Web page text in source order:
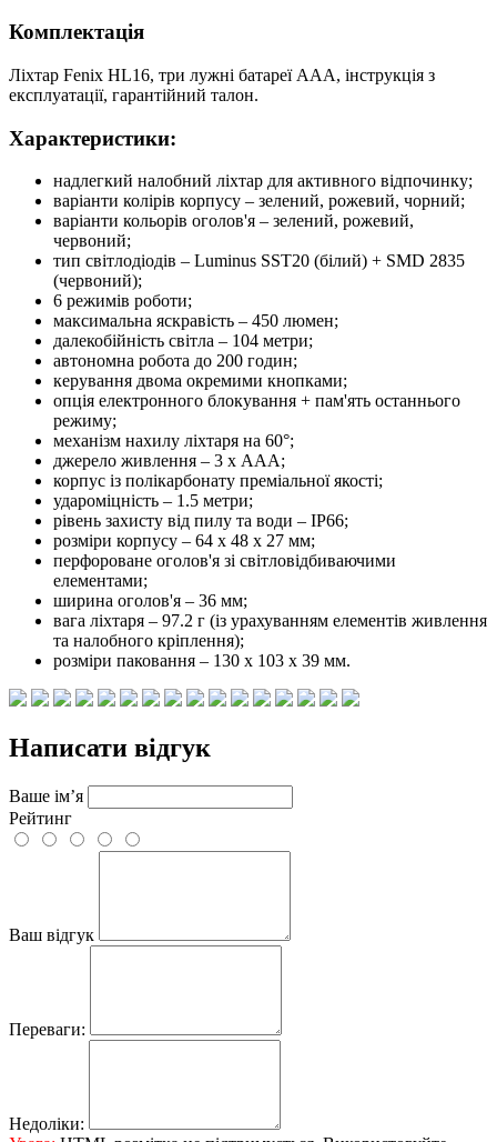
Комплектація
Ліхтар Fenix HL16, три лужні батареї ААА, інструкція з
експлуатації, гарантійний талон.
Характеристики:
надлегкий налобний ліхтар для активного відпочинку;
варіанти колірів корпусу – зелений, рожевий, чорний;
варіанти кольорів оголов'я – зелений, рожевий,
червоний;
тип світлодіодів – Luminus SST20 (білий) + SMD 2835
(червоний);
6 режимів роботи;
максимальна яскравість – 450 люмен;
далекобійність світла – 104 метри;
автономна робота до 200 годин;
керування двома окремими кнопками;
опція електронного блокування + пам'ять останнього
режиму;
механізм нахилу ліхтаря на 60°;
джерело живлення – 3 х ААА;
корпус із полікарбонату преміальної якості;
удароміцність – 1.5 метри;
рівень захисту від пилу та води – IP66;
розміри корпусу – 64 х 48 х 27 мм;
перфороване оголов'я зі світловідбиваючими
елементами;
ширина оголов'я – 36 мм;
вага ліхтаря – 97.2 г (із урахуванням елементів живлення
та налобного кріплення);
розміри паковання – 130 х 103 х 39 мм.
Написати відгук
Ваше ім’я
Рейтинг
Ваш відгук
Переваги:
Недоліки: